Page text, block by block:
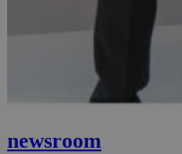
newsroom